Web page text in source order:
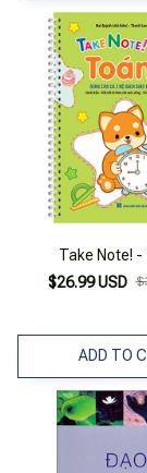
Take Note! -
$26.99 USD
ADD TO